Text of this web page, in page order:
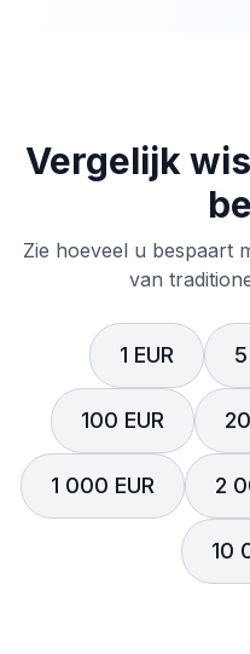
Vergelijk
Zie hoeveel u bespaart
van
1 EUR
100 EUR
1 000 EUR 2
10